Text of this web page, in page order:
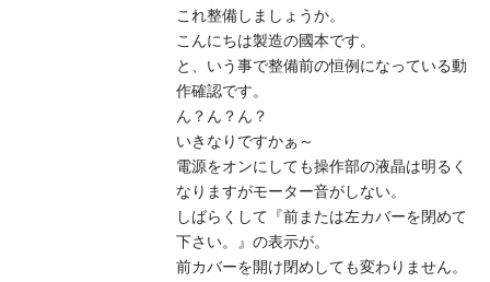
これ整備しましょうか。
こんにちは製造の國本です。
と、いう事で整備前の恒例になっている動
作確認です。
ん？ん？ん？
いきなりですかぁ～
電源をオンにしても操作部の液晶は明るく
なりますがモーター音がしない。
しばらくして『前または左カバーを閉めて
下さい。』の表示が。
前カバーを開け閉めしても変わりません。